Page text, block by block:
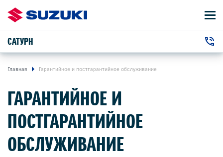
САТУРН
г. Челябинск, Молодогвардейцев улица, 2 +7 (351) 220-13-99
АВТОМОБИЛИ
ВЛАДЕЛЬЦАМ
О КОМПАНИИ
КОНТАКТЫ
НОВОСТИ
Главная Гарантийное и постгарантийное обслуживание
ГАРАНТИЙНОЕ И
ПОСТГАРАНТИЙНОЕ
ОБСЛУЖИВАНИЕ